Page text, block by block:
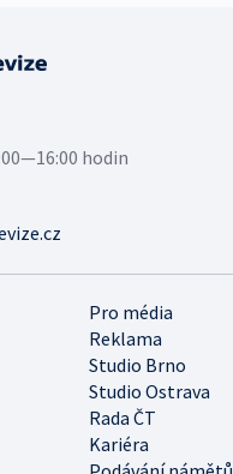
Pro média
Reklama
Studio Brno
Studio Ostrava
Rada ČT
Kariéra
hodin